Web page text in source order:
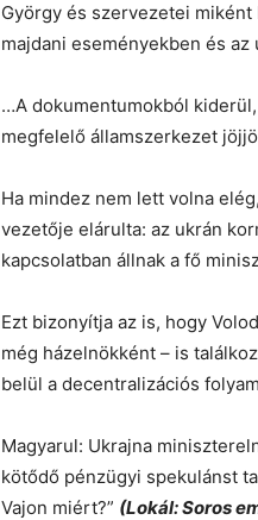
György és szervezetei
majdani eseményekben és
…A dokumentumokból
megfelelő államszerkezet
Ha mindez nem lett volna
vezetője elárulta: az ukrán
kapcsolatban állnak a fő
Ezt bizonyítja az is, hogy
még házelnökként – is
belül a decentralizációs
Magyarul: Ukrajna
kötődő pénzügyi spekulánst
Vajon miért?” (Lokál: Soros